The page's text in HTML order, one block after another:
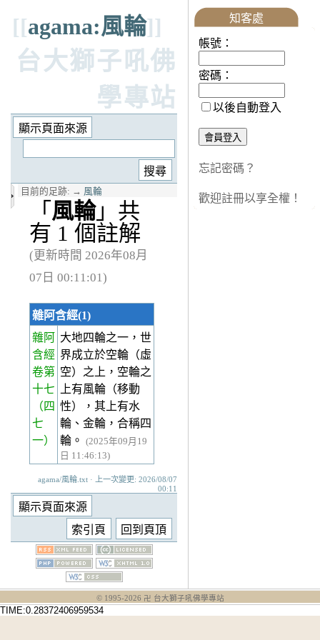
[[agama:風輪]]
台大獅子吼佛
學專站
目前的足跡: → 風輪
「 風輪」共
有 1 個註解
(更新時間 2026年08月
07日 00:11:01)
雜阿含經(1)
雜阿
含經
卷第
十七
（四
七
一）
大地四輪之一，世
界成立於空輪（虛
空）之上，空輪之
上有風輪（移動
性），其上有水
輪、金輪，合稱四
輪。
(2025年09月19
日 11:46:13)
agama/風輪.txt · 上一次變更: 2026/08/07
00:11
知客處
帳號：
密碼：
以後自動登入
忘記密碼？
歡迎註冊以享全權！
© 1995-2026 卍 台大獅子吼佛學專站
TIME:0.28372406959534